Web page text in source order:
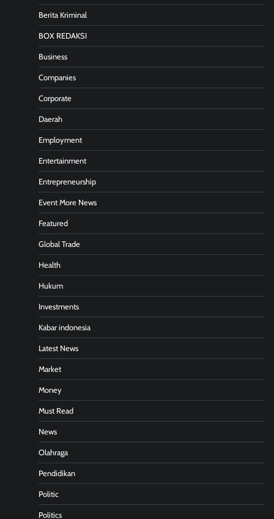
Berita Kriminal
BOX REDAKSI
Business
Companies
Corporate
Daerah
Employment
Entertainment
Entrepreneurship
Event More News
Featured
Global Trade
Health
Hukum
Investments
Kabar indonesia
Latest News
Market
Money
Must Read
News
Olahraga
Pendidikan
Politic
Politics